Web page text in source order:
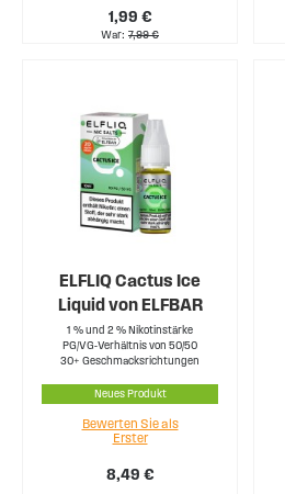
1,99 €
War 7,99 €
ELFLIQ Cactus Ice
Liquid von ELFBAR
1 % und 2 % Nikotinstärke
PG/VG-Verhältnis von 50/50
30+ Geschmacksrichtungen
Neues Produkt
8,49 €
Bewerten Sie als
Erster